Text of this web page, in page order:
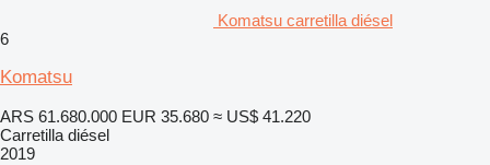
Komatsu carretilla diésel
6
Komatsu
ARS 61.680.000 EUR 35.680 ≈ US$ 41.220
Carretilla diésel
2019